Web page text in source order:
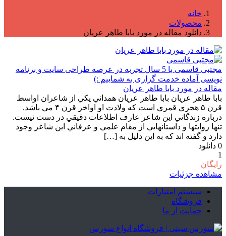
خانه
محصولات
دانلود مقاله در مورد بابا طاهر عريان
مجتبی قاسمی
با 5 سال تجربه در عرصه طراحی سایت و برنامه
نویسی آماده خدمت گزاری به شماییم :)
مقاله در مورد بابا طاهر عریان
بابا طاهر عریان بابا طاهر عريان همداني يكي از شاعران اواسط
قرن ۵ هجري قمري است كه ولادت او اواخر قرن ۴ مي باشد.
درباره زندگاني اين شاعر عارف اطلاعات دقيقي در دست نيست.
تنها روايتها و داستانهايي از مقام علمي و عرفاني اين شاعر وجود
دارد و گفته اند كه به اين دليل به […]
0 دانلود
1
رایگان
مشاهده جزئیات
سیستم امتیازات
فروشگاه
حمایت از ما